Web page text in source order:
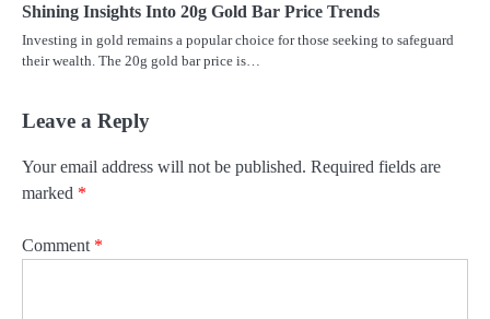
Shining Insights Into 20g Gold Bar Price Trends
Investing in gold remains a popular choice for those seeking to safeguard
their wealth. The 20g gold bar price is…
Leave a Reply
Your email address will not be published. Required fields are
marked *
Comment *